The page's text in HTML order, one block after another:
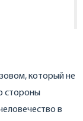
который не
стороны
в